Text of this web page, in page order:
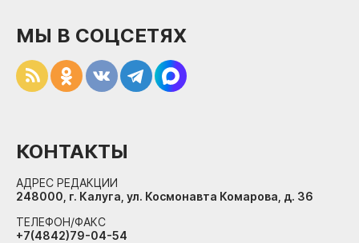
МЫ В СОЦСЕТЯХ
КОНТАКТЫ
АДРЕС РЕДАКЦИИ
248000, г. Калуга, ул. Космонавта Комарова, д. 36
ТЕЛЕФОН/ФАКС
+7(4842)79-04-54